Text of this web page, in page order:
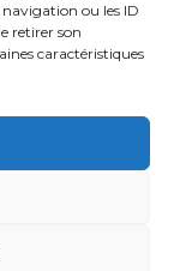
ou les ID
retirer son
caractéristiques